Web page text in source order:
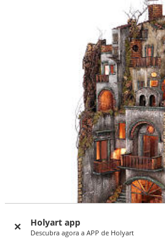
Holyart app
Descubra agora a APP de Holyart